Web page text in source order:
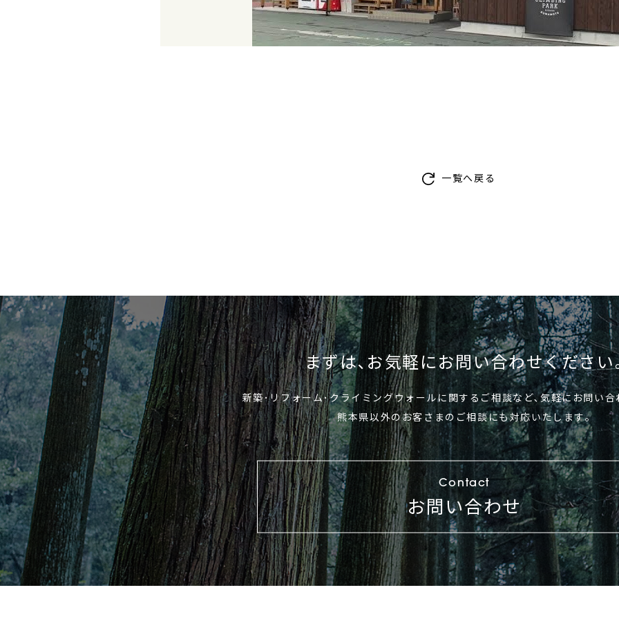
一覧へ戻る
まずは､お気軽にお問い合わせください
新築･リフォーム･クライミングウォールに関するご相談など､気軽にお問い
熊本県以外のお客さまのご相談にも対応いたします｡
Contact
お問い合わせ